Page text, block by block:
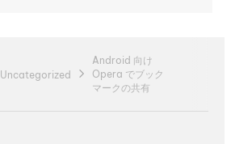
Uncategorized
Android 向け
Opera でブック
マークの共有